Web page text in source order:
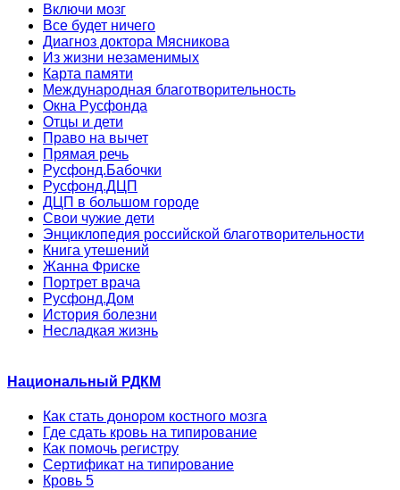
Включи мозг
Все будет ничего
Диагноз доктора Мясникова
Из жизни незаменимых
Карта памяти
Международная благотворительность
Окна Русфонда
Отцы и дети
Право на вычет
Прямая речь
Русфонд.Бабочки
Русфонд.ДЦП
ДЦП в большом городе
Свои чужие дети
Энциклопедия российской благотворительности
Книга утешений
Жанна Фриске
Портрет врача
Русфонд.Дом
История болезни
Несладкая жизнь
Национальный РДКМ
Как стать донором костного мозга
Где сдать кровь на типирование
Как помочь регистру
Сертификат на типирование
Кровь 5